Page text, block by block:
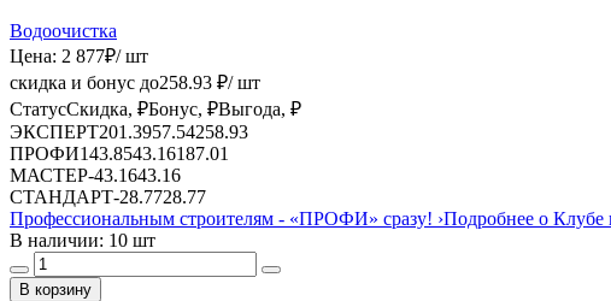
Водоочистка
Цена: 2 877₽/ шт
скидка и бонус до258.93 ₽/ шт
СтатусСкидка, ₽Бонус, ₽Выгода, ₽
ЭКСПЕРТ201.3957.54258.93
ПРОФИ143.8543.16187.01
МАСТЕР-43.1643.16
СТАНДАРТ-28.7728.77
Профессиональным строителям - «ПРОФИ» сразу! ›Подробнее о
В наличии: 10 шт
В корзину